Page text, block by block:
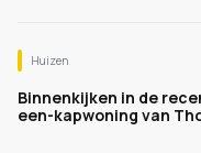
Huizen
Binnenkijken in de
een-kapwoning van